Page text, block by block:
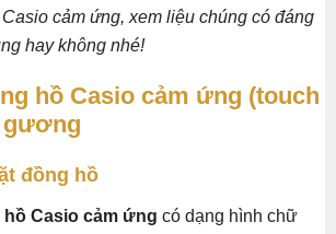
cảm ứng, xem liệu chúng có đáng
hay không nhé!
hồ Casio cảm ứng (touch
gương
đồng hồ
Casio cảm ứng có dạng hình chữ